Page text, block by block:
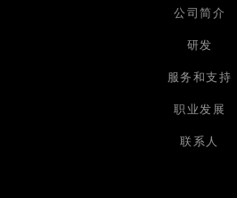
公司简介
研发
服务和支持
职业发展
联系人